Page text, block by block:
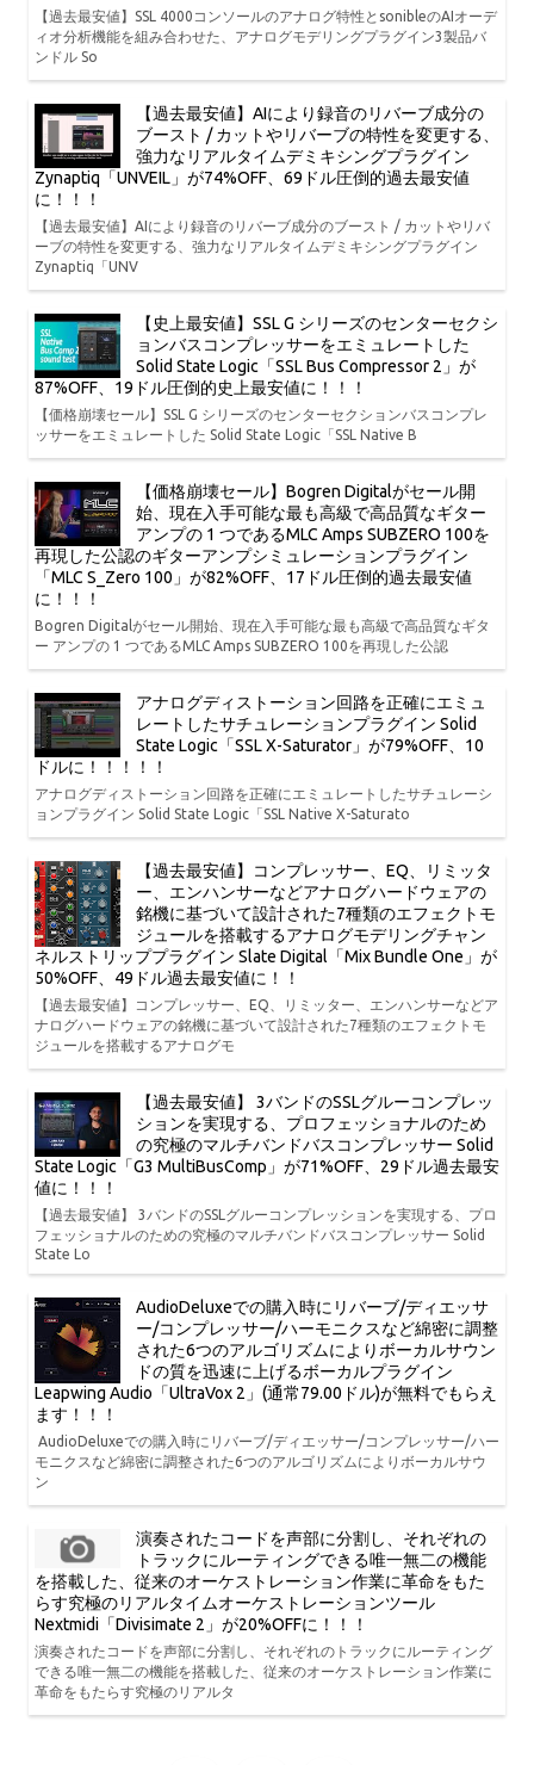
【過去最安値】SSL 4000コンソールのアナログ特性とsonibleのAIオーデ
ィオ分析機能を組み合わせた、アナログモデリングプラグイン3製品バ
ンドル So
【過去最安値】AIにより録音のリバーブ成分の
ブースト / カットやリバーブの特性を変更する、
強力なリアルタイムデミキシングプラグイン
Zynaptiq「UNVEIL」が74%OFF、69ドル圧倒的過去最安値
に！！！
【過去最安値】AIにより録音のリバーブ成分のブースト / カットやリバ
ーブの特性を変更する、強力なリアルタイムデミキシングプラグイン
Zynaptiq「UNV
【史上最安値】SSL G シリーズのセンターセクシ
ョンバスコンプレッサーをエミュレートした
Solid State Logic「SSL Bus Compressor 2」が
87%OFF、19ドル圧倒的史上最安値に！！！
【価格崩壊セール】SSL G シリーズのセンターセクションバスコンプレ
ッサーをエミュレートした Solid State Logic「SSL Native B
【価格崩壊セール】Bogren Digitalがセール開
始、現在入手可能な最も高級で高品質なギター
アンプの 1 つであるMLC Amps SUBZERO 100を
再現した公認のギターアンプシミュレーションプラグイン
「MLC S_Zero 100」が82%OFF、17ドル圧倒的過去最安値
に！！！
Bogren Digitalがセール開始、現在入手可能な最も高級で高品質なギタ
ー アンプの 1 つであるMLC Amps SUBZERO 100を再現した公認
アナログディストーション回路を正確にエミュ
レートしたサチュレーションプラグイン Solid
State Logic「SSL X-Saturator」が79%OFF、10
ドルに！！！！！
アナログディストーション回路を正確にエミュレートしたサチュレーシ
ョンプラグイン Solid State Logic「SSL Native X-Saturato
【過去最安値】コンプレッサー、EQ、リミッタ
ー、エンハンサーなどアナログハードウェアの
銘機に基づいて設計された7種類のエフェクトモ
ジュールを搭載するアナログモデリングチャン
ネルストリッププラグイン Slate Digital「Mix Bundle One」が
50%OFF、49ドル過去最安値に！！
【過去最安値】コンプレッサー、EQ、リミッター、エンハンサーなどア
ナログハードウェアの銘機に基づいて設計された7種類のエフェクトモ
ジュールを搭載するアナログモ
【過去最安値】 3バンドのSSLグルーコンプレッ
ションを実現する、プロフェッショナルのため
の究極のマルチバンドバスコンプレッサー Solid
State Logic「G3 MultiBusComp」が71%OFF、29ドル過去最安
値に！！！
【過去最安値】 3バンドのSSLグルーコンプレッションを実現する、プロ
フェッショナルのための究極のマルチバンドバスコンプレッサー Solid
State Lo
AudioDeluxeでの購入時にリバーブ/ディエッサ
ー/コンプレッサー/ハーモニクスなど綿密に調整
された6つのアルゴリズムによりボーカルサウン
ドの質を迅速に上げるボーカルプラグイン
Leapwing Audio「UltraVox 2」(通常79.00ドル)が無料でもらえ
ます！！！
AudioDeluxeでの購入時にリバーブ/ディエッサー/コンプレッサー/ハー
モニクスなど綿密に調整された6つのアルゴリズムによりボーカルサウ
ン
演奏されたコードを声部に分割し、それぞれの
トラックにルーティングできる唯一無二の機能
を搭載した、従来のオーケストレーション作業に革命をもた
らす究極のリアルタイムオーケストレーションツール
Nextmidi「Divisimate 2」が20%OFFに！！！
演奏されたコードを声部に分割し、それぞれのトラックにルーティング
できる唯一無二の機能を搭載した、従来のオーケストレーション作業に
革命をもたらす究極のリアルタ